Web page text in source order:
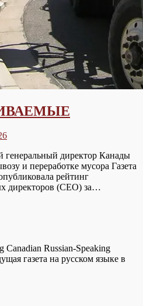
директор Канады
и переработке мусора Газета
рейтинг
директоров (CEO) за…
Canadian Russian-Speaking
газета на русском языке в